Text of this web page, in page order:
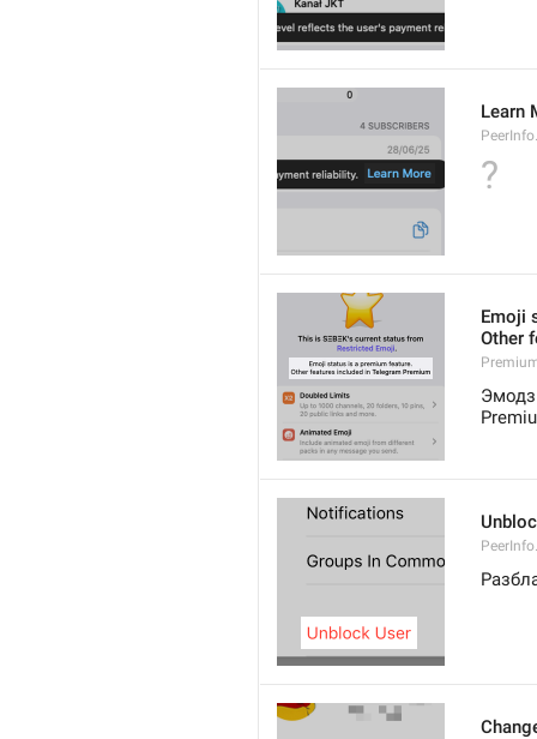
Learn
?
Emoji
Other